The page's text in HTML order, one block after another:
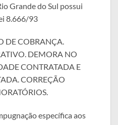
Grande do Sul possui
8.666/93
DE COBRANÇA.
DEMORA NO
CONTRATADA E
CORREÇÃO
específica aos